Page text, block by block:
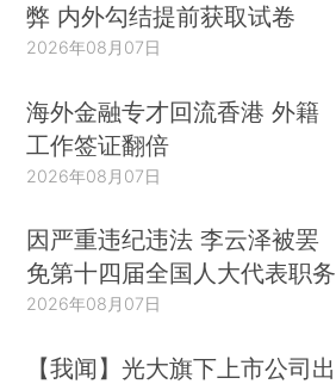
弊 内外勾结提前获取试卷
2026年08月07日
海外金融专才回流香港 外籍
工作签证翻倍
2026年08月07日
因严重违纪违法 李云泽被罢
免第十四届全国人大代表职务
2026年08月07日
【我闻】光大旗下上市公司出